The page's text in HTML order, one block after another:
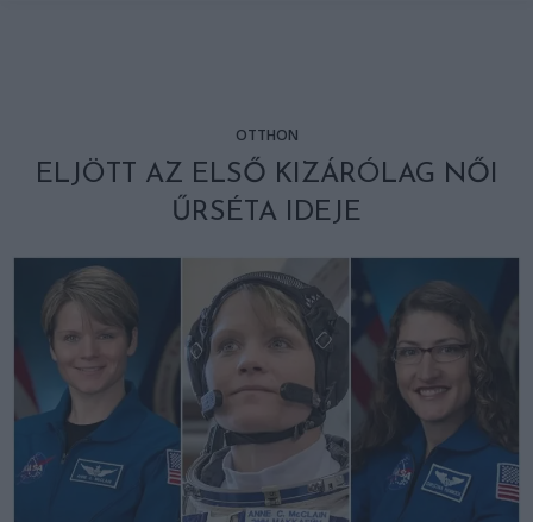
OTTHON
ELJÖTT AZ ELSŐ KIZÁRÓLAG NŐI
ŰRSÉTA IDEJE